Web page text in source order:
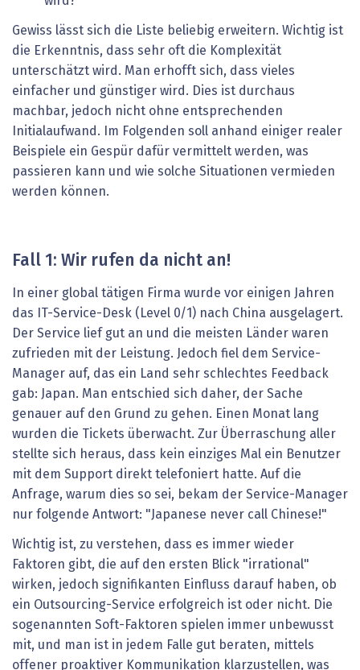
Gewiss lässt sich die Liste beliebig erweitern. Wichtig ist
die Erkenntnis, dass sehr oft die Komplexität
unterschätzt wird. Man erhofft sich, dass vieles
einfacher und günstiger wird. Dies ist durchaus
machbar, jedoch nicht ohne entsprechenden
Initialaufwand. Im Folgenden soll anhand einiger realer
Beispiele ein Gespür dafür vermittelt werden, was
passieren kann und wie solche Situationen vermieden
werden können.
Fall 1: Wir rufen da nicht an!
In einer global tätigen Firma wurde vor einigen Jahren
das IT-Service-Desk (Level 0/1) nach China ausgelagert.
Der Service lief gut an und die meisten Länder waren
zufrieden mit der Leistung. Jedoch fiel dem Service-
Manager auf, das ein Land sehr schlechtes Feedback
gab: Japan. Man entschied sich daher, der Sache
genauer auf den Grund zu gehen. Einen Monat lang
wurden die Tickets überwacht. Zur Überraschung aller
stellte sich heraus, dass kein einziges Mal ein Benutzer
mit dem Support direkt telefoniert hatte. Auf die
Anfrage, warum dies so sei, bekam der Service-Manager
nur folgende Antwort: "Japanese never call Chinese!"
Wichtig ist, zu verstehen, dass es immer wieder
Faktoren gibt, die auf den ersten Blick "irrational"
wirken, jedoch signifikanten Einfluss darauf haben, ob
ein Outsourcing-Service erfolgreich ist oder nicht. Die
sogenannten Soft-Faktoren spielen immer unbewusst
mit, und man ist in jedem Falle gut beraten, mittels
offener proaktiver Kommunikation klarzustellen, was